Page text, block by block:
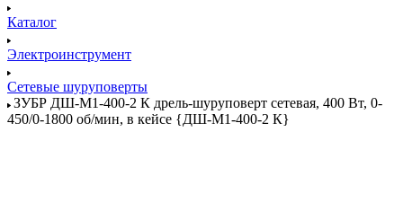
Каталог
Электроинструмент
Сетевые шуруповерты
ЗУБР ДШ-М1-400-2 К дрель-шуруповерт сетевая, 400 Вт, 0-
450/0-1800 об/мин, в кейсе {ДШ-М1-400-2 К}